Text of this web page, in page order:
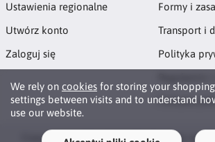
We rely on cookies for storing your
settings between visits and to understand
use our website.
Ustawienia regionalne
Utwórz konto
Zaloguj się
Formy i
Transport i
Polityka
Polityka
Copyright © 2026 DigitalIT. All rights